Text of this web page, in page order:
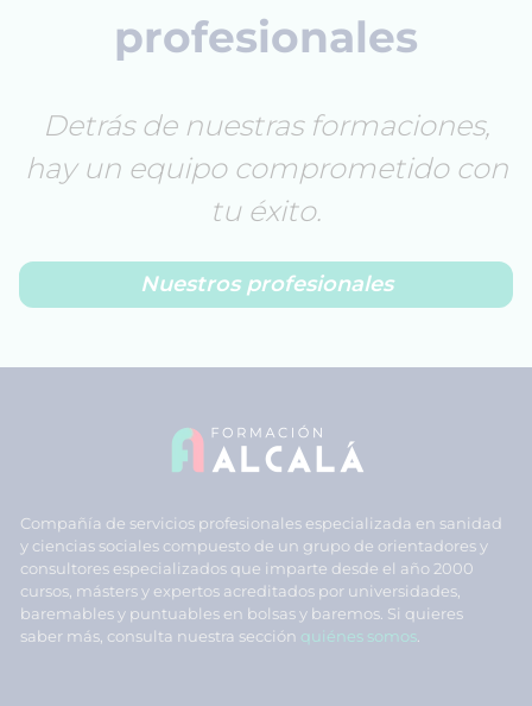
profesionales
Detrás de nuestras formaciones,
hay un equipo comprometido con
tu éxito.
Nuestros profesionales
Compañía de servicios profesionales especializada en sanidad
y ciencias sociales compuesto de un grupo de orientadores y
consultores especializados que imparte desde el año 2000
cursos, másters y expertos acreditados por universidades,
baremables y puntuables en bolsas y baremos. Si quieres
saber más, consulta nuestra sección quiénes somos